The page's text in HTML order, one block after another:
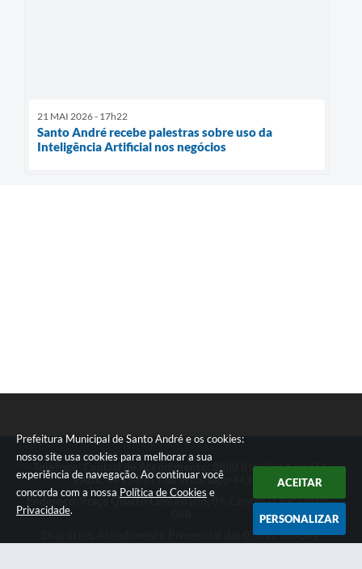
Prefeitura Municipal de Santo André e os cookies:
nosso site usa cookies para melhorar a sua
experiência de navegação. Ao continuar você
concorda com a nossa Política de Cookies e
Privacidade.
ACEITAR
PERSONALIZAR
21 MAI 2026 - 17h22
Santo André recebe palestras sobre uso da
Inteligência Artificial nos negócios
Telefone: Central de Atendimento: 0800 019 19 44 ou 156
PABX: 4433-0111 ou Whatsapp 4433-0123
Endereço: Praça Quarto Centenário, 01, Centro | CEP: 09015-
Dias úteis, Atendimento Presencial das 07h as 18:45he